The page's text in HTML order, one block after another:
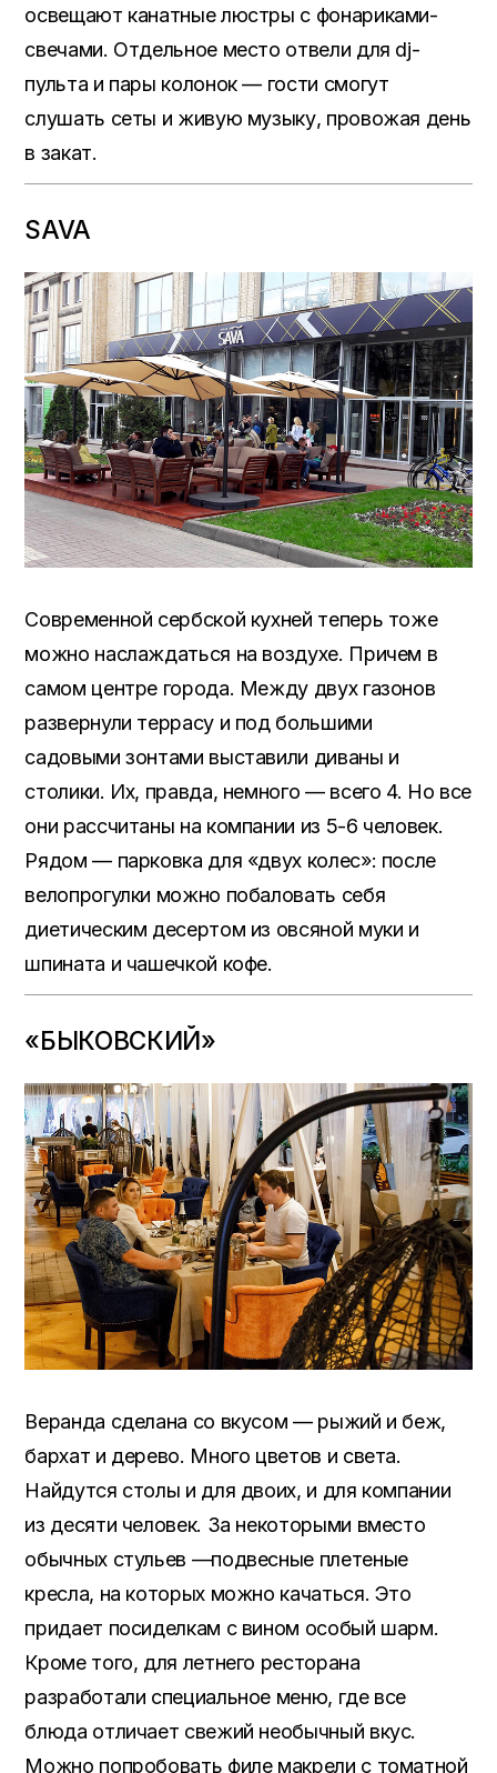
освещают канатные люстры с фонариками-
свечами. Отдельное место отвели для dj-
пульта и пары колонок — гости смогут
слушать сеты и живую музыку, провожая день
в закат.
SAVA
Современной сербской кухней теперь тоже
можно наслаждаться на воздухе. Причем в
самом центре города. Между двух газонов
развернули террасу и под большими
садовыми зонтами выставили диваны и
столики. Их, правда, немного — всего 4. Но все
они рассчитаны на компании из 5-6 человек.
Рядом — парковка для «двух колес»: после
велопрогулки можно побаловать себя
диетическим десертом из овсяной муки и
шпината и чашечкой кофе.
«БЫКОВСКИЙ»
Веранда сделана со вкусом — рыжий и беж,
бархат и дерево. Много цветов и света.
Найдутся столы и для двоих, и для компании
из десяти человек. За некоторыми вместо
обычных стульев —подвесные плетеные
кресла, на которых можно качаться. Это
придает посиделкам с вином особый шарм.
Кроме того, для летнего ресторана
разработали специальное меню, где все
блюда отличает свежий необычный вкус.
Можно попробовать филе макрели с томатной